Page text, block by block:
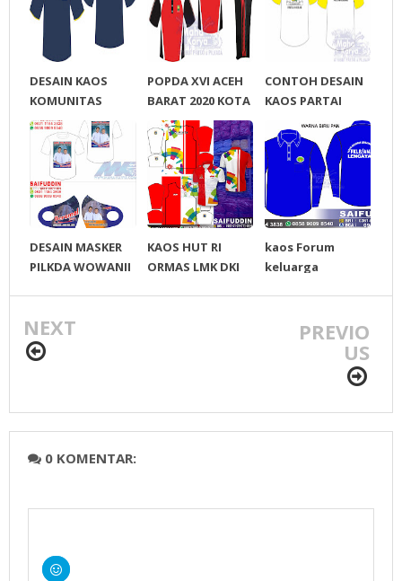
DESAIN KAOS
KOMUNITAS
INDONESIA
TIONGHOA ( KITA
POPDA XVI ACEH
BARAT 2020 KOTA
SABANG
CONTOH DESAIN
KAOS PARTAI
GOLKAR BAHAN
PE DOUBLE
DESAIN MASKER
PILKDA WOWANII
Konawe
Kepulauan
KAOS HUT RI
ORMAS LMK DKI
kaos Forum
keluarga
NEXT PREVIO
US
0 KOMENTAR: